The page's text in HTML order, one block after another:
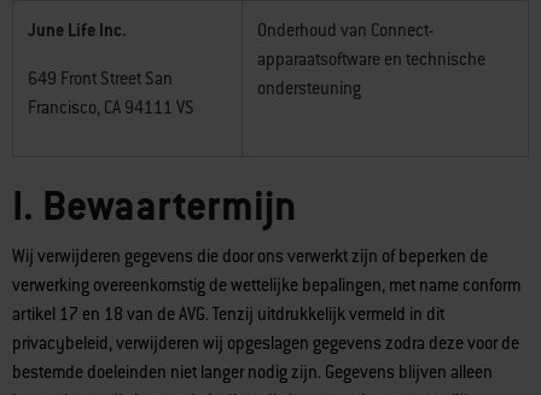
June Life Inc.
649 Front Street San
Francisco, CA 94111 VS
Onderhoud van Connect-
apparaatsoftware en technische
ondersteuning
I. Bewaartermijn
Wij verwijderen gegevens die door ons verwerkt zijn of beperken de
verwerking overeenkomstig de wettelijke bepalingen, met name conform
artikel 17 en 18 van de AVG. Tenzij uitdrukkelijk vermeld in dit
privacybeleid, verwijderen wij opgeslagen gegevens zodra deze voor de
bestemde doeleinden niet langer nodig zijn. Gegevens blijven alleen